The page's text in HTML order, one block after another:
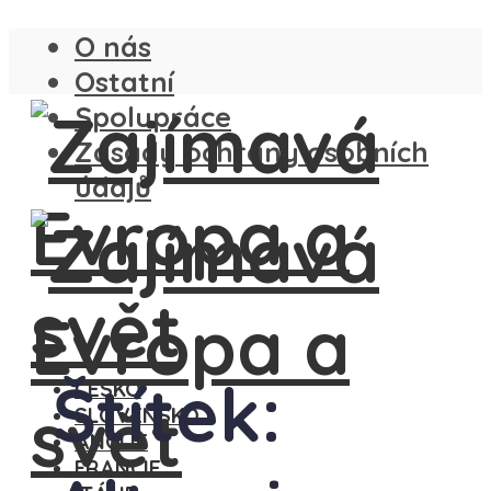
O nás
Ostatní
Spolupráce
Zásady ochrany osobních
údajů
ČESKO
SLOVENSKO
ANGLIE
FRANCIE
Štítek: